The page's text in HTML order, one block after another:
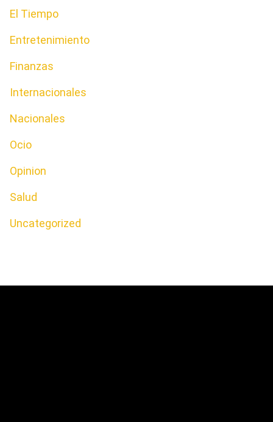
El Tiempo
Entretenimiento
Finanzas
Internacionales
Nacionales
Ocio
Opinion
Salud
Uncategorized